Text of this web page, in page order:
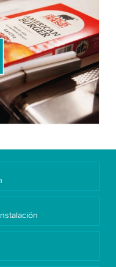
the YouTube
embed video
your activity.
the service